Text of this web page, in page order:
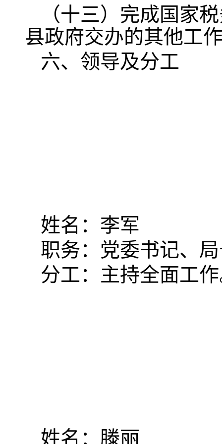
（十三）完成国家
县政府交办的其他工
六、领导及分工
姓名：李军
职务：党委书记、
分工：主持全面工
姓名：滕丽